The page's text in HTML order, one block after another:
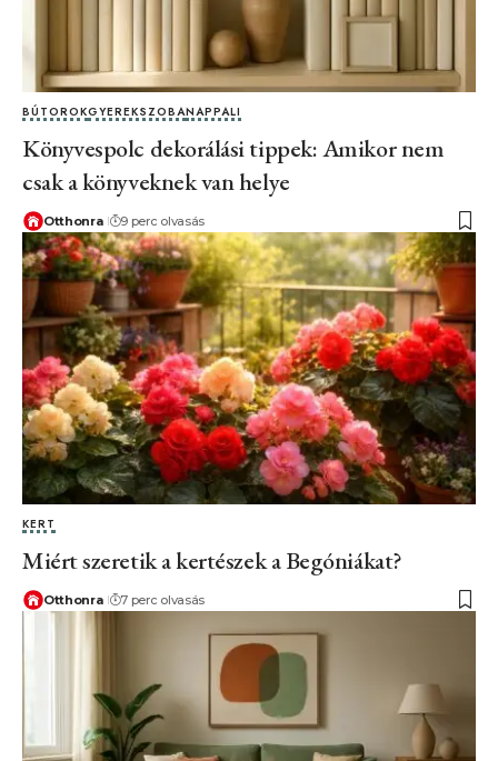
BÚTOROKGYEREKSZOBANAPPALI
Könyvespolc dekorálási tippek: Amikor nem
csak a könyveknek van helye
Otthonra 9 perc olvasás
KERT
Miért szeretik a kertészek a Begóniákat?
Otthonra 7 perc olvasás